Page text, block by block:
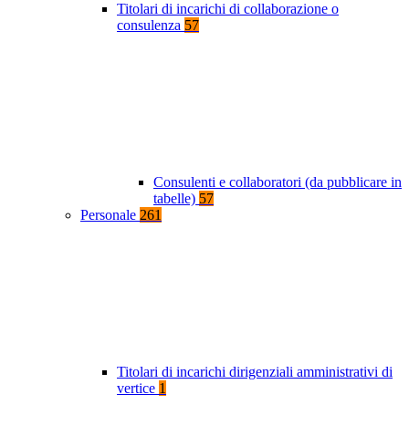
Titolari di incarichi di collaborazione o
consulenza 57
Consulenti e collaboratori (da pubblicare in
tabelle) 57
Personale 261
Titolari di incarichi dirigenziali amministrativi di
vertice 1